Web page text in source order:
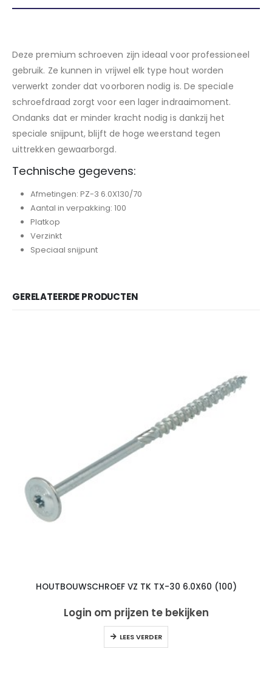
Deze premium schroeven zijn ideaal voor professioneel
gebruik. Ze kunnen in vrijwel elk type hout worden
verwerkt zonder dat voorboren nodig is. De speciale
schroefdraad zorgt voor een lager indraaimoment.
Ondanks dat er minder kracht nodig is dankzij het
speciale snijpunt, blijft de hoge weerstand tegen
uittrekken gewaarborgd.
Technische gegevens:
Afmetingen: PZ-3 6.0X130/70
Aantal in verpakking: 100
Platkop
Verzinkt
Speciaal snijpunt
GERELATEERDE PRODUCTEN
HOUTBOUWSCHROEF VZ TK TX-30 6.0X60 (100)
Login om prijzen te bekijken
LEES VERDER